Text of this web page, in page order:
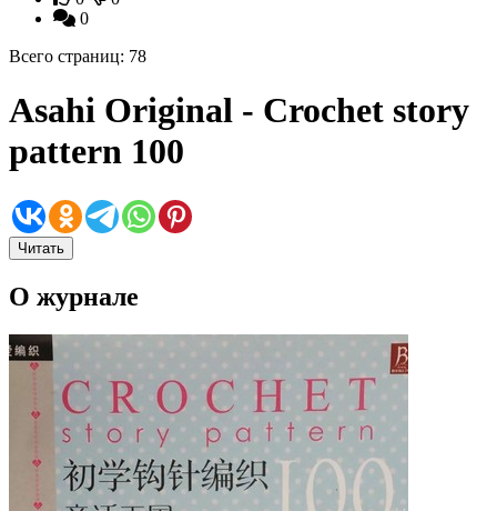
0
Всего страниц: 78
Asahi Original - Crochet story
pattern 100
Читать
О журнале